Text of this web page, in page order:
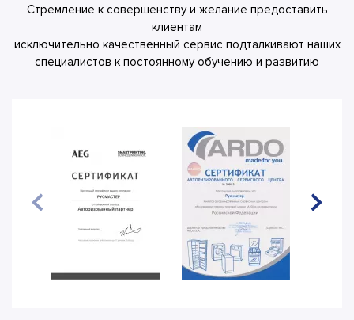
Стремление к совершенству и желание предоставить
клиентам
исключительно качественный сервис подталкивают наших
специалистов к постоянному обучению и развитию